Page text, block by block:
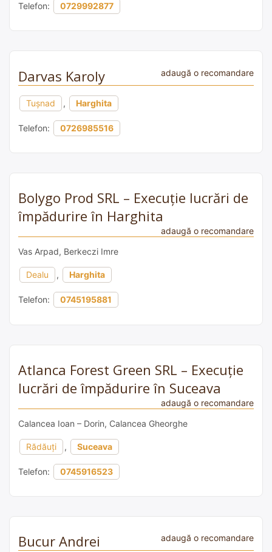
Telefon: 0729992877
Darvas Karoly adaugă o recomandare
Tușnad , Harghita
Telefon: 0726985516
Bolygo Prod SRL – Execuție lucrări de
împădurire în Harghita
adaugă o recomandare
Vas Arpad, Berkeczi Imre
Dealu , Harghita
Telefon: 0745195881
Atlanca Forest Green SRL – Execuție
lucrări de împădurire în Suceava
adaugă o recomandare
Calancea Ioan – Dorin, Calancea Gheorghe
Rădăuți , Suceava
Telefon: 0745916523
Bucur Andrei adaugă o recomandare